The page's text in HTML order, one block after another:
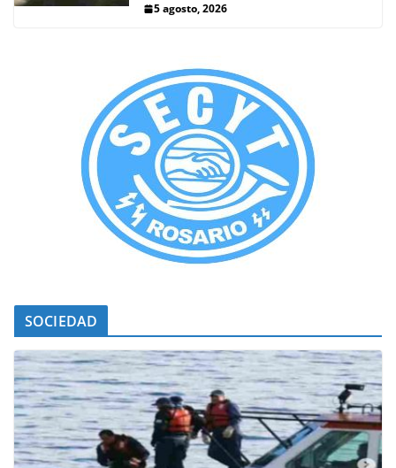
5 agosto, 2026
SOCIEDAD